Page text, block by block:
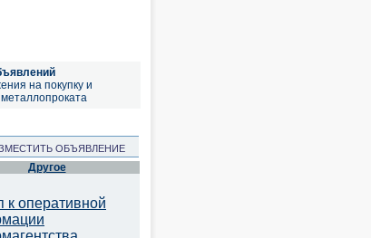
на покупку и
ОБЪЯВЛЕНИЕ
Другое
к оперативной